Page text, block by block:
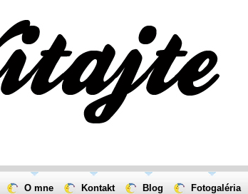
O mne Kontakt Blog Fotogaléria